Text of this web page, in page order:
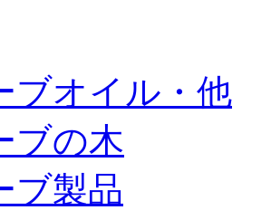
ブオイル・他
ブの木
ブ製品